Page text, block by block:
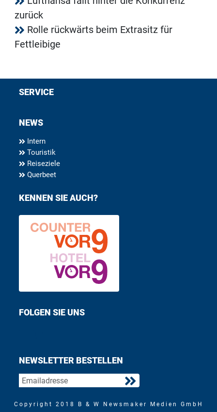
zurück
Rolle rückwärts beim Extrasitz für
Fettleibige
SERVICE
NEWS
Intern
Touristik
Reiseziele
Querbeet
KENNEN SIE AUCH?
FOLGEN SIE UNS
NEWSLETTER BESTELLEN
Copyright 2018 B & W Newsmaker Medien GmbH